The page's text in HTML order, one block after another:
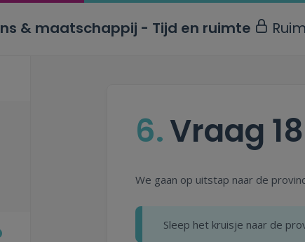
6.Vraag 18
We gaan op uitstap naar de
Sleep het kruisje naar de
& maatschappij - Tijd en ruimte